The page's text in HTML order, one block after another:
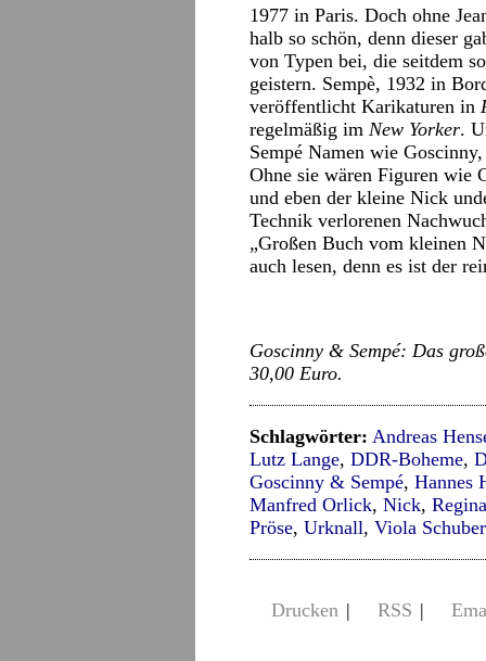
1977 in Paris. Doch ohne
halb so schön, denn dieser
von Typen bei, die seitdem
geistern. Sempè, 1932 in
veröffentlicht Karikaturen in
regelmäßig im New Yorker.
Sempé Namen wie
Ohne sie wären Figuren wie
und eben der kleine Nick
Technik verlorenen
„Großen Buch vom kleinen
auch lesen, denn es ist der
Goscinny & Sempé: Das
30,00 Euro.
Schlagwörter: Andreas
Lutz Lange, DDR-Boheme,
Goscinny & Sempé, Hannes
Manfred Orlick, Nick,
Pröse, Urknall, Viola
Drucken | RSS |